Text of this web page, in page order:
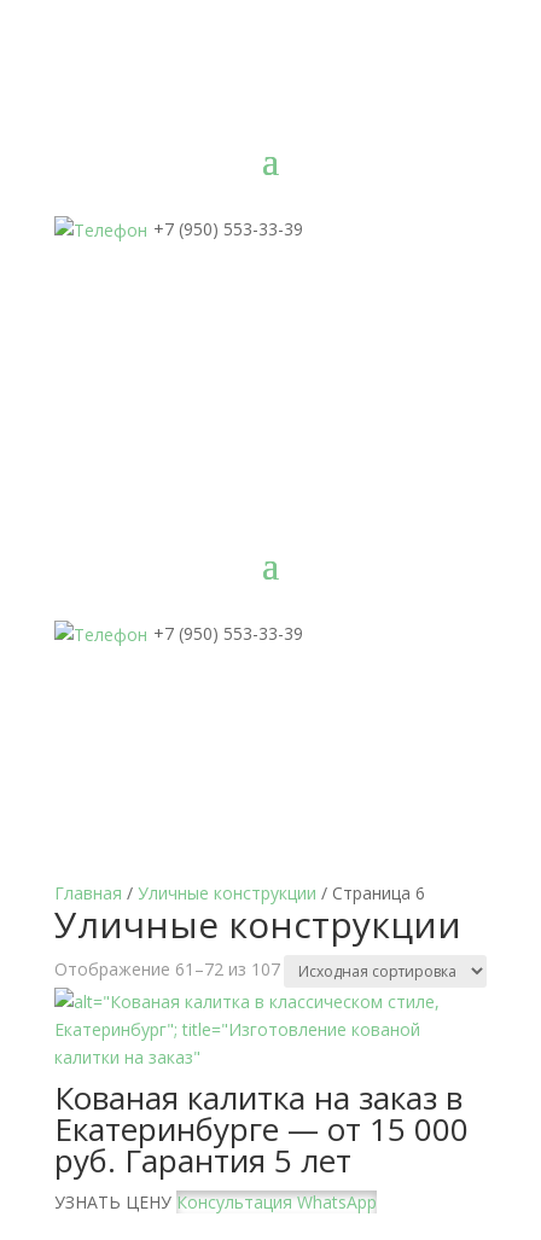
+7 (950) 553-33-39
+7 (950) 553-33-39
Главная / Уличные конструкции / Страница 6
Уличные конструкции
Отображение 61–72 из 107
Кованая калитка на заказ в
Екатеринбурге — от 15 000
руб. Гарантия 5 лет
УЗНАТЬ ЦЕНУ Консультация WhatsApp